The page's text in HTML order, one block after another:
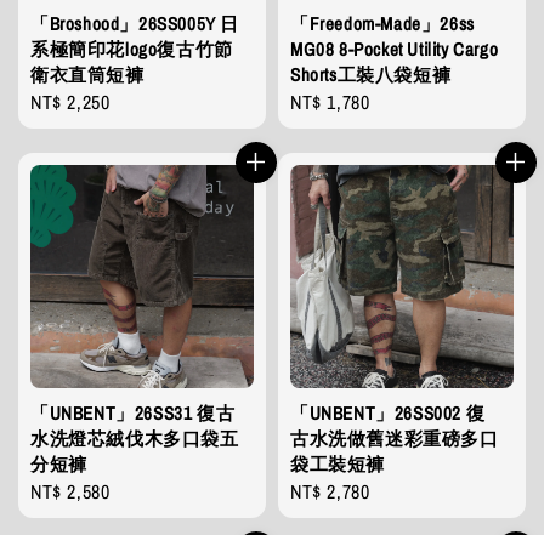
「Broshood」26SS005Y 日
系極簡印花logo復古竹節
衛衣直筒短褲
Regular
price
NT$ 2,250
「Freedom-Made」26ss
MG08 8-Pocket Utility Cargo
Shorts工裝八袋短褲
Regular
price
NT$ 1,780
「UNBENT」26SS31 復古
水洗燈芯絨伐木多口袋五
分短褲
Regular
price
NT$ 2,580
「UNBENT」26SS002 復
古水洗做舊迷彩重磅多口
袋工裝短褲
Regular
price
NT$ 2,780